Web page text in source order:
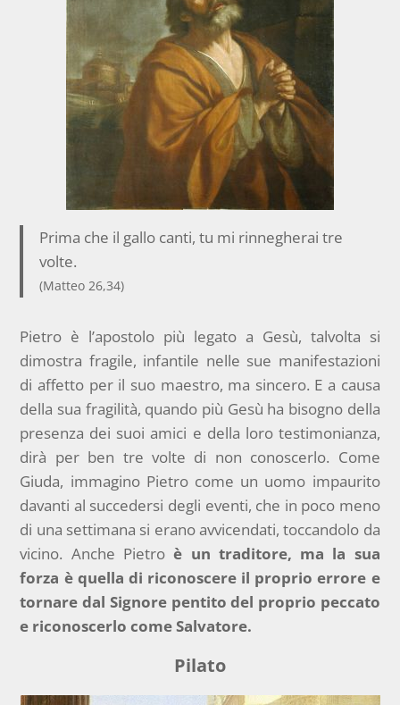
Prima che il gallo canti, tu mi rinnegherai tre
volte.
(Matteo 26,34)
Pietro è l’apostolo più legato a Gesù, talvolta si
dimostra fragile, infantile nelle sue manifestazioni
di affetto per il suo maestro, ma sincero. E a causa
della sua fragilità, quando più Gesù ha bisogno della
presenza dei suoi amici e della loro testimonianza,
dirà per ben tre volte di non conoscerlo. Come
Giuda, immagino Pietro come un uomo impaurito
davanti al succedersi degli eventi, che in poco meno
di una settimana si erano avvicendati, toccandolo da
vicino. Anche Pietroè un traditore, ma la sua
forza è quella di riconoscere il proprio errore e
tornare dal Signore pentito del proprio peccato
e riconoscerlo come Salvatore.
Pilato